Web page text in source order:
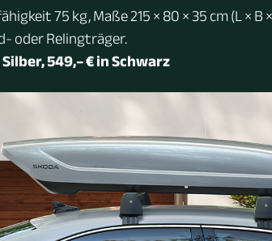
75 kg, Maße 215 × 80 × 35 cm (L ×
oder Relingträger.
549,– € in Schwarz